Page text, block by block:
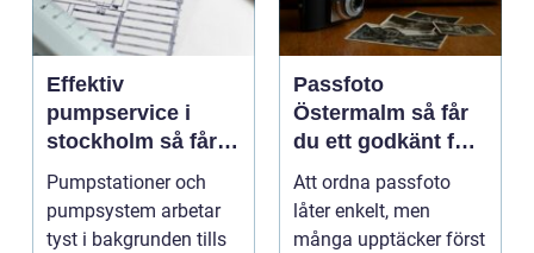
Effektiv
pumpservice i
stockholm så får
du driftsäkra
anläggningar året
runt
Pumpstationer och
pumpsystem arbetar
tyst i bakgrunden tills
Passfoto
Östermalm så får
du ett godkänt foto
utan stress
Att ordna passfoto
låter enkelt, men
många upptäcker först